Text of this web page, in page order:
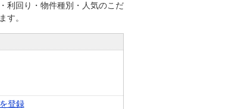
利回り・物件種別・人気のこだ
す。
登録